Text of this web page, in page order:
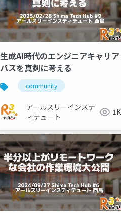
incommcomm
生成AI時代のエンジニアキャリア
パスを真剣に考える
community
アールスリーインステ
ィテュート
1K